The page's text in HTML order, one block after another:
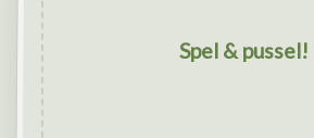
Spel & pussel!